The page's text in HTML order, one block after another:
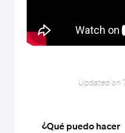
Updated on
¿Qué puedo hacer